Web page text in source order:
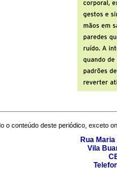
o conteúdo deste periódico, exceto
Rua
Vila